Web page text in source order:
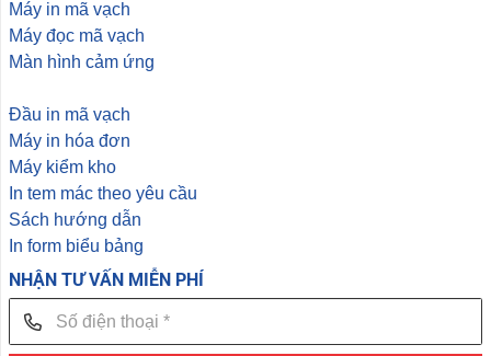
Máy in mã vạch
Máy đọc mã vạch
Màn hình cảm ứng
Đầu in mã vạch
Máy in hóa đơn
Máy kiểm kho
In tem mác theo yêu cầu
Sách hướng dẫn
In form biểu bảng
NHẬN TƯ VẤN MIỄN PHÍ